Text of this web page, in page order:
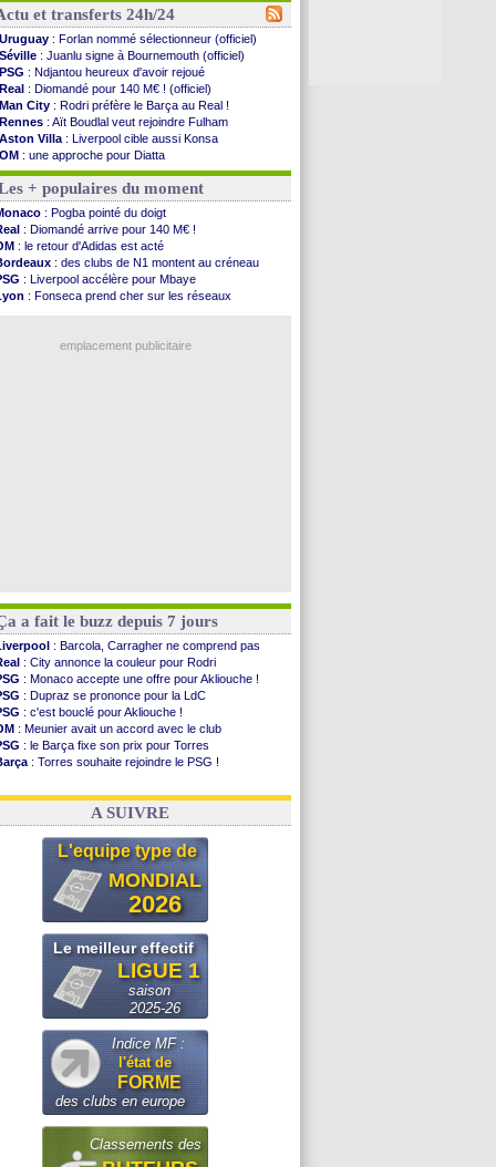
et transferts 24h/24
Uruguay : Forlan nommé sélectionneur (officiel)
Séville : Juanlu signe à Bournemouth (officiel)
PSG : Ndjantou heureux d'avoir rejoué
Real : Diomandé pour 140 M€ ! (officiel)
Man City : Rodri préfère le Barça au Real !
Rennes : Aït Boudlal veut rejoindre Fulham
Aston Villa : Liverpool cible aussi Konsa
OM : une approche pour Diatta
Le Havre: Diaw va signer à Lille
Trabzonspor: Salah a signé ! (officiel)
Bordeaux: les mots de Mavuba
FIFA: Al-Khelaïfi président ? Tebas dit non
Fenerbahçe: Greenwood savoure son premier ...
: Mavuba n'est plus l'entraîneur (off.)
Galatasaray: Milan rejette 35 M€ pour Leão
Southampton: D. Traoré prêté au Mans (officiel)
Real : Vinicius tout proche de prolonger !
: Rodri, la piste Barça se confirme
+ populaires du moment
: Pogba pointé du doigt
: Diomandé arrive pour 140 M€ !
: le retour d'Adidas est acté
: des clubs de N1 montent au créneau
: Liverpool accélère pour Mbaye
: Fonseca prend cher sur les réseaux
emplacement publicitaire
a fait le buzz depuis 7 jours
: Barcola, Carragher ne comprend pas
: City annonce la couleur pour Rodri
: Monaco accepte une offre pour Akliouche !
: Dupraz se prononce pour la LdC
: c'est bouclé pour Akliouche !
: Meunier avait un accord avec le club
: le Barça fixe son prix pour Torres
: Torres souhaite rejoindre le PSG !
: quand Medina recadre... sa mère
A SUIVRE
L'equipe type de
MONDIAL
2026
Le meilleur effectif
LIGUE 1
saison
2025-26
Indice MF :
l'état de
FORME
des clubs en europe
Classements des